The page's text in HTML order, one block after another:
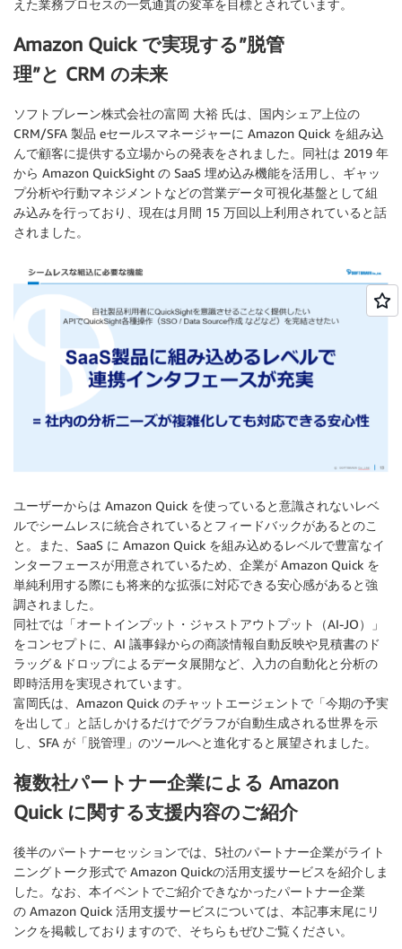
えた業務プロセスの一気通貫の変革を目標とされています。
Amazon Quick で実現する”脱管
理”と CRM の未来
ソフトブレーン株式会社の富岡 大裕 氏は、国内シェア上位の
CRM/SFA 製品 eセールスマネージャーに Amazon Quick を組み込
んで顧客に提供する立場からの発表をされました。同社は 2019 年
から Amazon QuickSight の SaaS 埋め込み機能を活用し、ギャッ
プ分析や行動マネジメントなどの営業データ可視化基盤として組
み込みを行っており、現在は月間 15 万回以上利用されていると話
されました。
ユーザーからは Amazon Quick を使っていると意識されないレベ
ルでシームレスに統合されているとフィードバックがあるとのこ
と。また、SaaS に Amazon Quick を組み込めるレベルで豊富なイ
ンターフェースが用意されているため、企業が Amazon Quick を
単純利用する際にも将来的な拡張に対応できる安心感があると強
調されました。
同社では「オートインプット・ジャストアウトプット（AI-JO）」
をコンセプトに、AI 議事録からの商談情報自動反映や見積書のド
ラッグ＆ドロップによるデータ展開など、入力の自動化と分析の
即時活用を実現されています。
富岡氏は、Amazon Quick のチャットエージェントで「今期の予実
を出して」と話しかけるだけでグラフが自動生成される世界を示
し、SFA が「脱管理」のツールへと進化すると展望されました。
複数社パートナー企業による Amazon
Quick に関する支援内容のご紹介
後半のパートナーセッションでは、5社のパートナー企業がライト
ニングトーク形式で Amazon Quickの活用支援サービスを紹介しま
した。なお、本イベントでご紹介できなかったパートナー企業
の Amazon Quick 活用支援サービスについては、本記事末尾にリ
ンクを掲載しておりますので、そちらもぜひご覧ください。